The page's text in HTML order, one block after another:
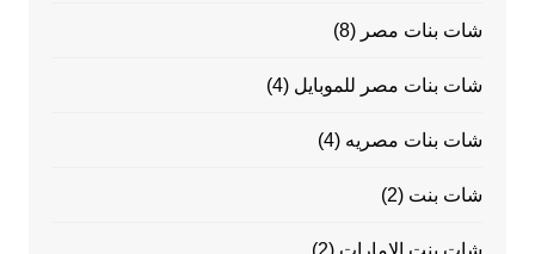
شات بنات مصر (8)
شات بنات مصر للموبايل (4)
شات بنات مصريه (4)
شات بنت (2)
شات بنت الامارات (2)